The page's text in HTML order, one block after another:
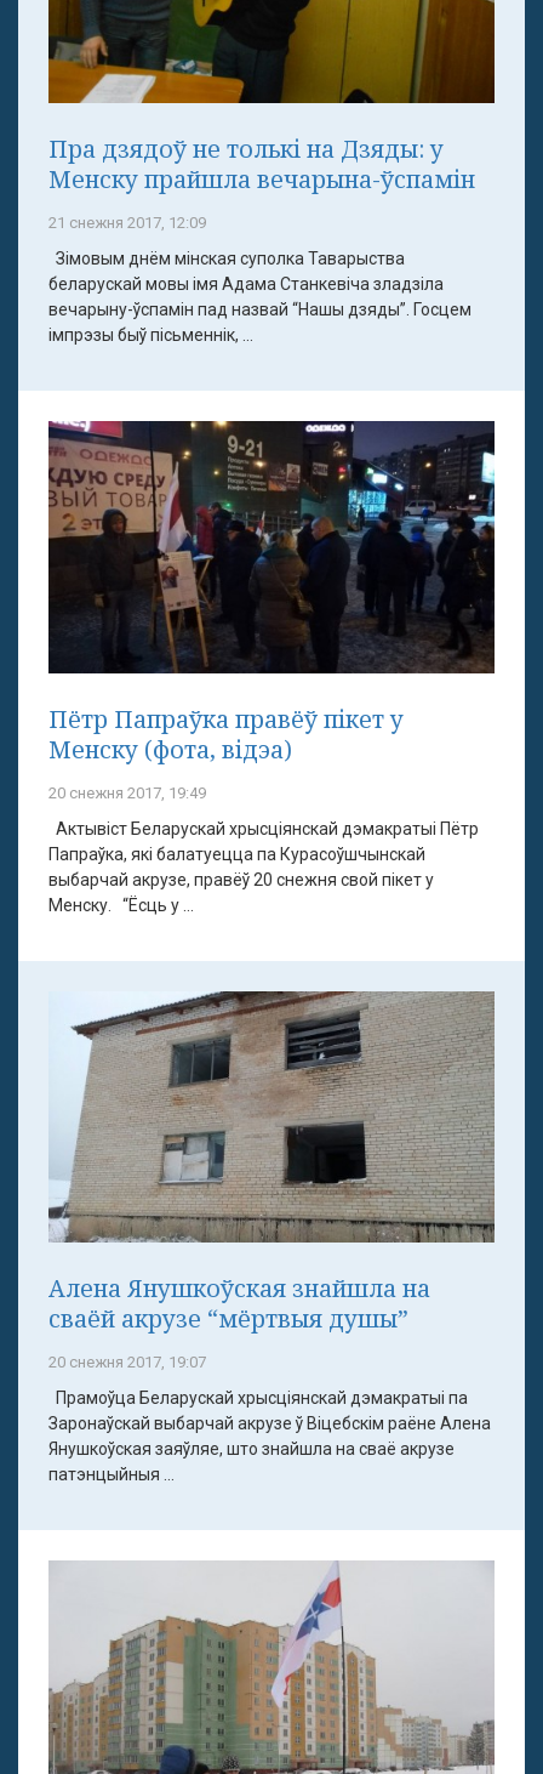
Пра дзядоў не толькі на Дзяды: у
Менску прайшла вечарына-ўспамін
21 снежня 2017, 12:09
Зімовым днём мінская суполка Таварыства
беларускай мовы імя Адама Станкевіча зладзіла
вечарыну-ўспамін пад назвай “Нашы дзяды”. Госцем
імпрэзы быў пісьменнік, ...
Пётр Папраўка правёў пікет у
Менску (фота, відэа)
20 снежня 2017, 19:49
Актывіст Беларускай хрысціянскай дэмакратыі Пётр
Папраўка, які балатуецца па Курасоўшчынскай
выбарчай акрузе, правёў 20 снежня свой пікет у
Менску. “Ёсць у ...
Алена Янушкоўская знайшла на
сваёй акрузе “мёртвыя душы”
20 снежня 2017, 19:07
Прамоўца Беларускай хрысціянскай дэмакратыі па
Заронаўскай выбарчай акрузе ў Віцебскім раёне Алена
Янушкоўская заяўляе, што знайшла на сваё акрузе
патэнцыйныя ...